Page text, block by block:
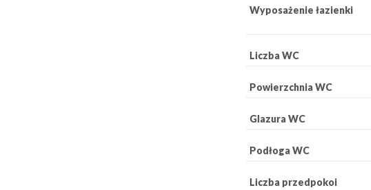
Wyposażenie łazienki
Liczba WC
Powierzchnia WC
Glazura WC
Podłoga WC
Liczba przedpokoi